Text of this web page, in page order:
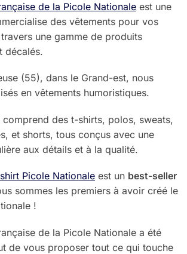
de la Picole Nationale est une
des vêtements pour vos
une gamme de produits
décalés.
(55), dans le Grand-est, nous
en vêtements humoristiques.
des t-shirts, polos, sweats,
et shorts, tous conçus avec une
aux détails et à la qualité.
Picole Nationale est un best-seller
sommes les premiers à avoir créé le
!
de la Picole Nationale a été
de vous proposer tout ce qui touche